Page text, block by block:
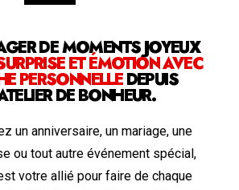
DE MOMENTS JOYEUX
ET ÉMOTION AVEC
PERSONNELLEDEPUIS
DE BONHEUR.
un anniversaire, un mariage, une
ou tout autre événement spécial,
votre allié pour faire de chaque